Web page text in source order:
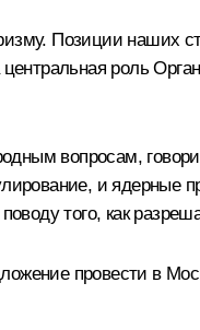
Позиции наших
роль
вопросам,
и
того, как
провести в